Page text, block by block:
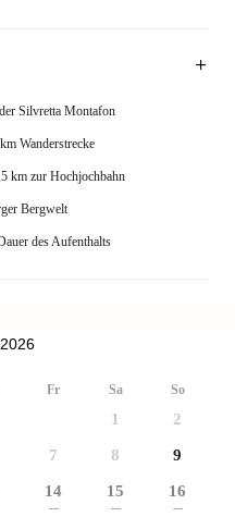
Silvretta Montafon
Wanderstrecke
km zur Hochjochbahn
Bergwelt
des Aufenthalts
Fr Sa So
1 2
7 8 9
14
---
15
---
16
---